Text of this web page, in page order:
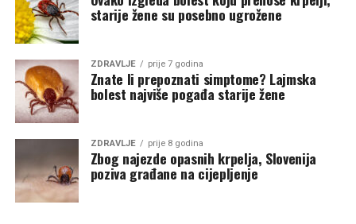
starije žene su posebno ugrožene
ZDRAVLJE prije 7 godina
Znate li prepoznati simptome? Lajmska
bolest najviše pogađa starije žene
ZDRAVLJE prije 8 godina
Zbog najezde opasnih krpelja, Slovenija
poziva građane na cijepljenje